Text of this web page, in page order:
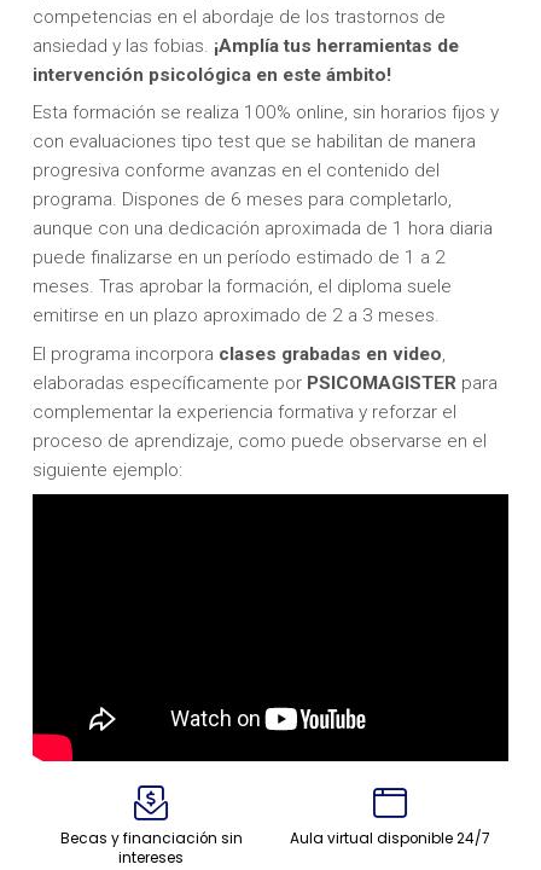
competencias en el abordaje de los trastornos de
ansiedad y las fobias. ¡Amplía tus herramientas de
intervención psicológica en este ámbito!
Esta formación se realiza 100% online, sin horarios fijos y
con evaluaciones tipo test que se habilitan de manera
progresiva conforme avanzas en el contenido del
programa. Dispones de 6 meses para completarlo,
aunque con una dedicación aproximada de 1 hora diaria
puede finalizarse en un período estimado de 1 a 2
meses. Tras aprobar la formación, el diploma suele
emitirse en un plazo aproximado de 2 a 3 meses.
El programa incorpora clases grabadas en video,
elaboradas específicamente por PSICOMAGISTERpara
complementar la experiencia formativa y reforzar el
proceso de aprendizaje, como puede observarse en el
siguiente ejemplo:
Becas y financiación sin
intereses
Aula virtual disponible 24/7